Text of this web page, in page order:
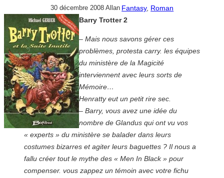
30 décembre 2008 Allan Fantasy, Roman
Barry Trotter 2
– Mais nous savons gérer ces
problèmes, protesta carry. les équipes
du ministère de la Magicité
interviennent avec leurs sorts de
Mémoire…
Henratty eut un petit rire sec.
– Barry, vous avez une idée du
nombre de Glandus qui ont vu vos
« experts » du ministère se balader dans leurs
costumes bizarres et agiter leurs baguettes ? Il nous a
fallu créer tout le mythe des « Men In Black » pour
compenser. vous zappez un témoin avec votre fichu